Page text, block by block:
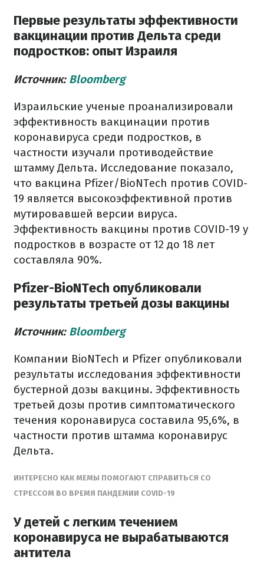
Первые результаты эффективности
вакцинации против Дельта среди
подростков: опыт Израиля
Источник: Bloomberg
Израильские ученые проанализировали
эффективность вакцинации против
коронавируса среди подростков, в
частности изучали противодействие
штамму Дельта. Исследование показало,
что вакцина Pfizer/BioNTech против COVID-
19 является высокоэффективной против
мутировавшей версии вируса.
Эффективность вакцины против COVID-19 у
подростков в возрасте от 12 до 18 лет
составляла 90%.
Pfizer-BioNTech опубликовали
результаты третьей дозы вакцины
Источник: Bloomberg
Компании BioNTech и Pfizer опубликовали
результаты исследования эффективности
бустерной дозы вакцины. Эффективность
третьей дозы против симптоматического
течения коронавируса составила 95,6%, в
частности против штамма коронавирус
Дельта.
ИНТЕРЕСНО КАК МЕМЫ ПОМОГАЮТ СПРАВИТЬСЯ СО
СТРЕССОМ ВО ВРЕМЯ ПАНДЕМИИ COVID-19
У детей с легким течением
коронавируса не вырабатываются
антитела